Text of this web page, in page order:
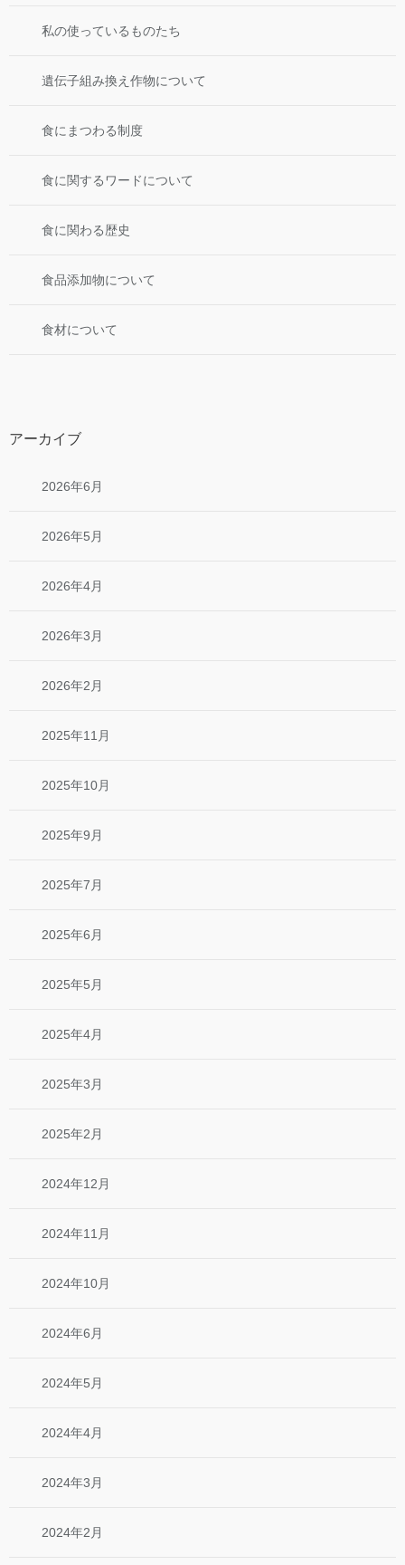
私の使っているものたち
遺伝子組み換え作物について
食にまつわる制度
食に関するワードについて
食に関わる歴史
食品添加物について
食材について
アーカイブ
2026年6月
2026年5月
2026年4月
2026年3月
2026年2月
2025年11月
2025年10月
2025年9月
2025年7月
2025年6月
2025年5月
2025年4月
2025年3月
2025年2月
2024年12月
2024年11月
2024年10月
2024年6月
2024年5月
2024年4月
2024年3月
2024年2月